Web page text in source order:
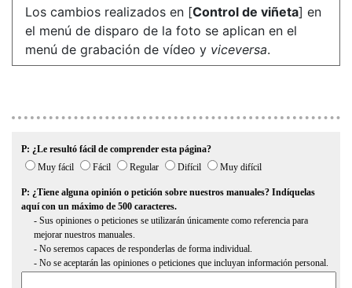
Los cambios realizados en [Control de viñeta] en
el menú de disparo de la foto se aplican en el
menú de grabación de vídeo y viceversa.